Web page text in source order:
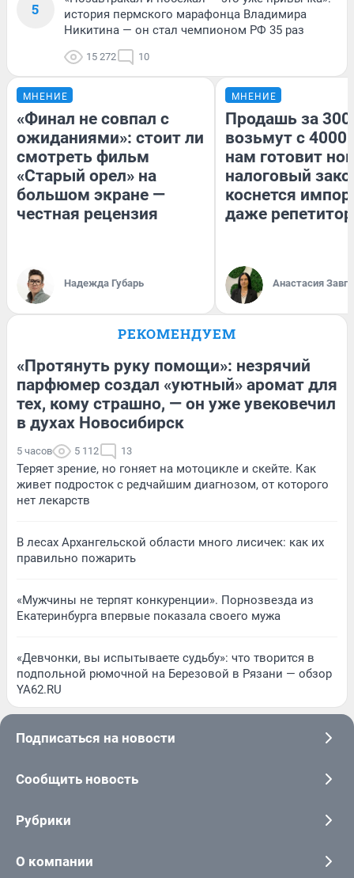
5
история пермского марафонца Владимира
Никитина — он стал чемпионом РФ 35 раз
15 272 10
МНЕНИЕ
«Финал не совпал с
ожиданиями»: стоит ли
смотреть фильм
«Старый орел» на
большом экране —
честная рецензия
Надежда Губарь
МНЕНИЕ
Продашь за
возьмут с
нам готовит
налоговый
коснется
даже
Анастасия
РЕКОМЕНДУЕМ
«Протянуть руку помощи»: незрячий
парфюмер создал «уютный» аромат для
тех, кому страшно, — он уже увековечил
в духах Новосибирск
5 часов 5 112 13
Теряет зрение, но гоняет на мотоцикле и скейте. Как
живет подросток с редчайшим диагнозом, от которого
нет лекарств
В лесах Архангельской области много лисичек: как их
правильно пожарить
«Мужчины не терпят конкуренции». Порнозвезда из
Екатеринбурга впервые показала своего мужа
«Девчонки, вы испытываете судьбу»: что творится в
подпольной рюмочной на Березовой в Рязани — обзор
YA62.RU
Подписаться на новости
Сообщить новость
Рубрики
О компании